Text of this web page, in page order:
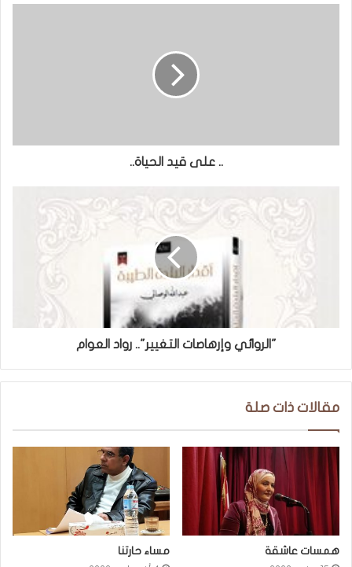
.. على قيد الحياة..
"الروائي وإرهاصات التغيير".. رواد العوام
مقالات ذات صلة
همسات عاشقة مساء حارتنا